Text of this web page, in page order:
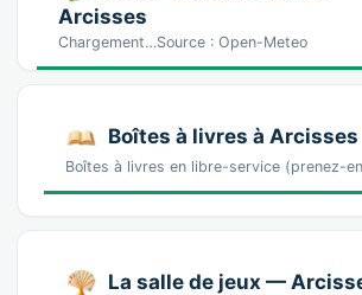
Arcisses
Chargement…Source : Open-Meteo
Boîtes à livres à Arcisses
Boîtes à livres en libre-service (prenez-
La salle de jeux —